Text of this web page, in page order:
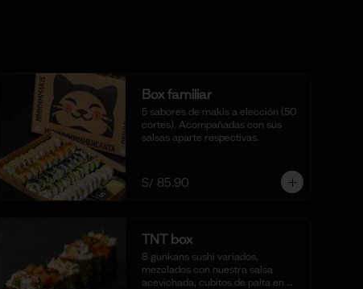
Box familiar
5 sabores de makis a elección (50
cortes). Acompañadas con sus
salsas aparte respectivas.
S/ 85.90
TNT box
8 gunkans sushi variados,
mezclados con nuestra salsa
acevichada, cubitos de palta en